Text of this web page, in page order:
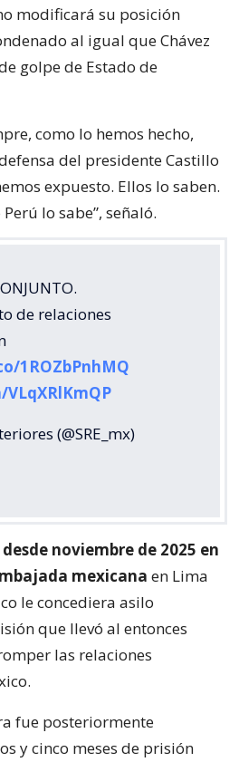
modificará su posición
al igual que Chávez
golpe de Estado de
como lo hemos hecho,
del presidente Castillo
expuesto. Ellos lo saben.
lo sabe”, señaló.
de relaciones
1ROZbPnhMQ
(@SRE_mx)
noviembre de 2025 en
mexicana en Lima
le concediera asilo
que llevó al entonces
las relaciones
fue posteriormente
y cinco meses de prisión